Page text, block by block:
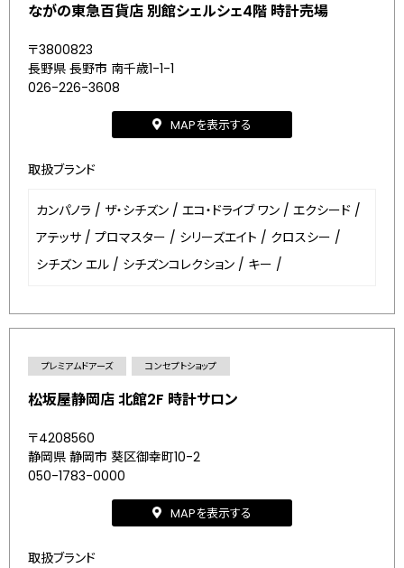
ながの東急百貨店 別館シェルシェ4階 時計売場
〒3800823
長野県 長野市 南千歳1-1-1
026-226-3608
MAPを表示する
取扱ブランド
カンパノラ / ザ・シチズン / エコ・ドライブ ワン / エクシード /
アテッサ / プロマスター / シリーズエイト / クロスシー /
シチズン エル / シチズンコレクション / キー /
プレミアムドアーズ コンセプトショップ
松坂屋静岡店 北館2F 時計サロン
〒4208560
静岡県 静岡市 葵区御幸町10-2
050-1783-0000
MAPを表示する
取扱ブランド